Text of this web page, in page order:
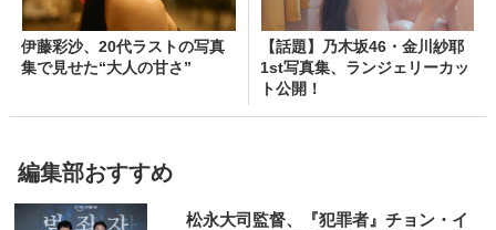
伊藤彩沙、20代ラストの写真
集で見せた“大人の甘さ”
【話題】乃木坂46・金川紗耶
1st写真集、ランジェリーカッ
ト公開！
編集部おすすめ
松永大司監督、『犯罪者』チョン・イ